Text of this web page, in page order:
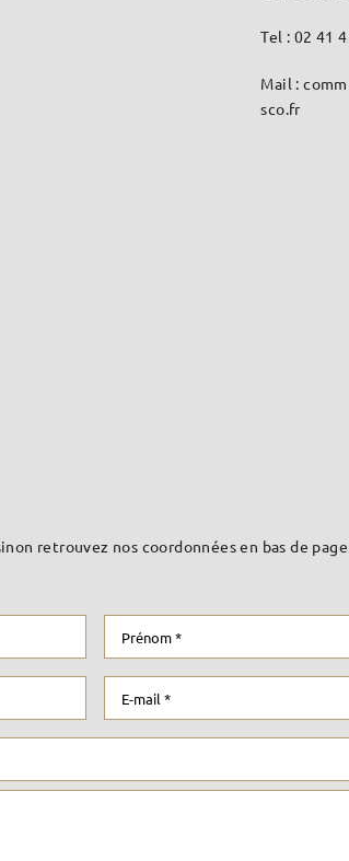
Tel : 02 41
Mail :
sco.fr
retrouvez nos coordonnées en bas de